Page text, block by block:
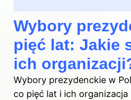
Wybory
pięć lat: Jakie
ich
Wybory prezydenckie w
co pięć lat i ich organizacja